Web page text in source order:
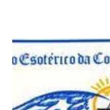
e talvez contraditória a sua
este mês estaremos
convida-lo a deixar seus
do texto clicando em novo
respostas e sugestões dos